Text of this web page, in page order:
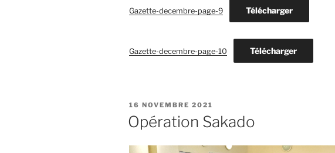
Gazette-decembre-page-9 Télécharger
Gazette-decembre-page-10 Télécharger
PUBLIÉ
LE
16 NOVEMBRE 2021
Opération Sakado